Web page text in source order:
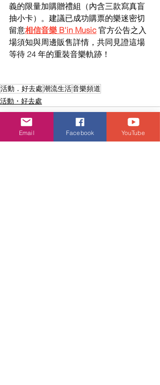
義的限量加購贈禮組（內含三款寫真盲
抽小卡）。建議已成功購票的樂迷密切
留意相信音樂 B'in Music 官方公告之入
場須知與周邊販售詳情，共同見證這場
等待 24 年的重裝音樂軌跡！
活動．好去處潮流生活音樂頻道
活動・好去處
Email Facebook YouTube